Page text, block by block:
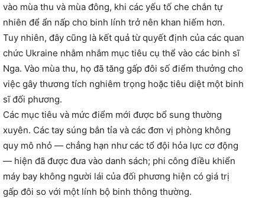
vào mùa thu và mùa đông, khi các yếu tố che chắn tự
nhiên để ẩn nấp cho binh lính trở nên khan hiếm hơn.
Tuy nhiên, đây cũng là kết quả từ quyết định của các quan
chức Ukraine nhằm nhắm mục tiêu cụ thể vào các binh sĩ
Nga. Vào mùa thu, họ đã tăng gấp đôi số điểm thưởng cho
việc gây thương tích nghiêm trọng hoặc tiêu diệt một binh
sĩ đối phương.
Các mục tiêu và mức điểm mới được bổ sung thường
xuyên. Các tay súng bắn tỉa và các đơn vị phòng không
quy mô nhỏ — chẳng hạn như các tổ đội hỏa lực cơ động
— hiện đã được đưa vào danh sách; phi công điều khiển
máy bay không người lái của đối phương hiện có giá trị
gấp đôi so với một lính bộ binh thông thường.